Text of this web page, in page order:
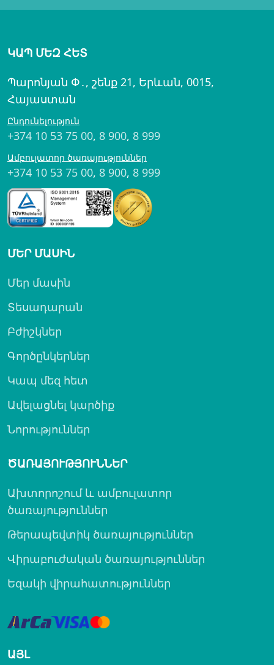
ԿԱՊ ՄԵԶ ՀԵՏ
Պարոնյան Փ․, շենք 21, Երևան, 0015,
Հայաստան
Ընդունելություն
+374 10 53 75 00, 8 900, 8 999
Ամբուլատոր ծառայություններ
+374 10 53 75 00, 8 900, 8 999
ՄԵՐ ՄԱՍԻՆ
Մեր մասին
Տեսադարան
Բժիշկներ
Գործընկերներ
Կապ մեզ հետ
Ավելացնել կարծիք
Նորություններ
ԾԱՌԱՅՈՒԹՅՈՒՆՆԵՐ
Ախտորոշում և ամբուլատոր
ծառայություններ
Թերապեվտիկ ծառայություններ
Վիրաբուժական ծառայություններ
Եզակի վիրահատություններ
ԱՅԼ